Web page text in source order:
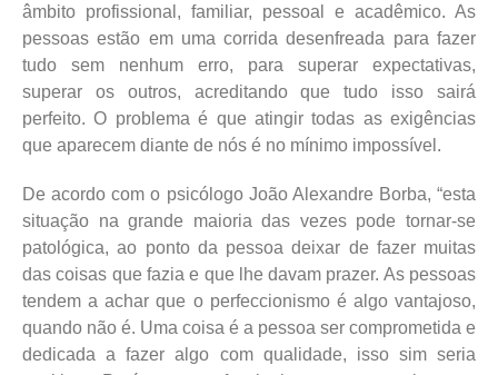
âmbito profissional, familiar, pessoal e acadêmico. As
pessoas estão em uma corrida desenfreada para fazer
tudo sem nenhum erro, para superar expectativas,
superar os outros, acreditando que tudo isso sairá
perfeito. O problema é que atingir todas as exigências
que aparecem diante de nós é no mínimo impossível.
De acordo com o psicólogo João Alexandre Borba, “esta
situação na grande maioria das vezes pode tornar-se
patológica, ao ponto da pessoa deixar de fazer muitas
das coisas que fazia e que lhe davam prazer. As pessoas
tendem a achar que o perfeccionismo é algo vantajoso,
quando não é. Uma coisa é a pessoa ser comprometida e
dedicada a fazer algo com qualidade, isso sim seria